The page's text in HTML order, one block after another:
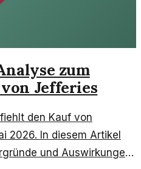
zum
Jefferies
den Kauf von
2026. In diesem Artikel
und Auswirkungen